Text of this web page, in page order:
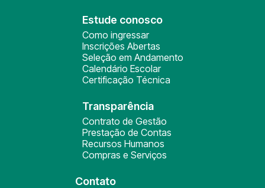
Estude conosco
Como ingressar
Inscrições Abertas
Seleção em Andamento
Calendário Escolar
Certificação Técnica
Transparência
Contrato de Gestão
Prestação de Contas
Recursos Humanos
Compras e Serviços
Contato